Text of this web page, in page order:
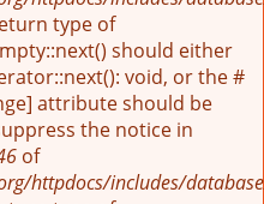
type of
should either
void, or the #
attribute should be
the notice in
of
httpdocs/includes/